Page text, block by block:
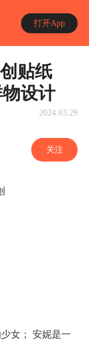
打开App
贴纸
设计
2024.03.29
关注
女； 安妮是一